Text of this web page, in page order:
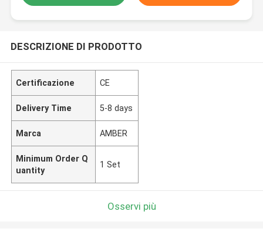
DESCRIZIONE DI PRODOTTO
Certificazione CE
Delivery Time 5-8 days
Marca AMBER
Minimum Order Q
uantity
1 Set
Osservi più